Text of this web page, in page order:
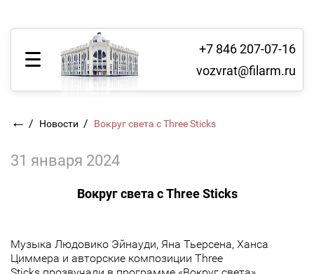
+7 846 207-07-16
vozvrat@filarm.ru
← / Новости / Вокруг света с Three Sticks
31 января 2024
Вокруг света с Three Sticks
Музыка Людовико Эйнауди, Яна Тьерсена, Ханса
Циммера и авторские композиции Three